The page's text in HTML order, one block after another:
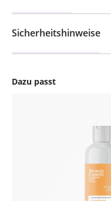
Dazu passt
Sicherheitshinweise